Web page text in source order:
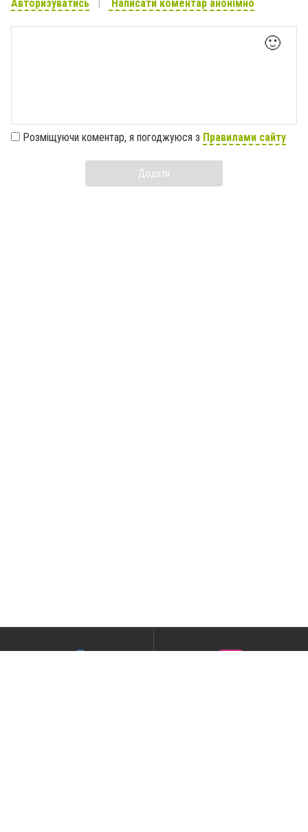
Авторизуватись Написати коментар анонімно
🙂
Розміщуючи коментар, я погоджуюся з Правилами сайту
Додати